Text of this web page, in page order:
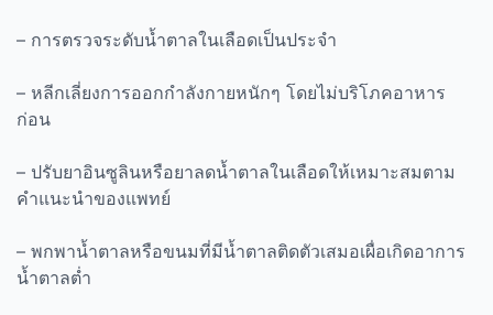
– การตรวจระดับน้ำตาลในเลือดเป็นประจำ
– หลีกเลี่ยงการออกกำลังกายหนักๆ โดยไม่บริโภคอาหาร
ก่อน
– ปรับยาอินซูลินหรือยาลดน้ำตาลในเลือดให้เหมาะสมตาม
คำแนะนำของแพทย์
– พกพาน้ำตาลหรือขนมที่มีน้ำตาลติดตัวเสมอเผื่อเกิดอาการ
น้ำตาลต่ำ